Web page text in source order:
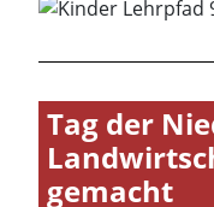
gemacht
Drei Tage voller
spannender
2026war für das
und seine Partner